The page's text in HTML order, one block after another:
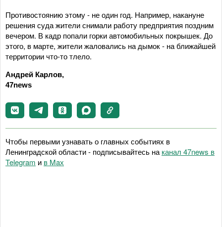
Противостоянию этому - не один год. Например, накануне
решения суда жители снимали работу предприятия поздним
вечером. В кадр попали горки автомобильных покрышек. До
этого, в марте, жители жаловались на дымок - на ближайшей
территории что-то тлело.
Андрей Карлов,
47news
Чтобы первыми узнавать о главных событиях в
Ленинградской области - подписывайтесь наканал 47news в
Telegram и в Maх